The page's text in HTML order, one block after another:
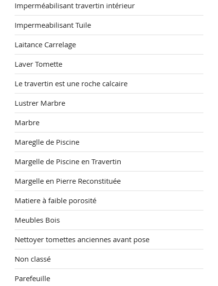
Imperméabilisant travertin intérieur
Impermeabilisant Tuile
Laitance Carrelage
Laver Tomette
Le travertin est une roche calcaire
Lustrer Marbre
Marbre
Mareglle de Piscine
Margelle de Piscine en Travertin
Margelle en Pierre Reconstituée
Matiere à faible porosité
Meubles Bois
Nettoyer tomettes anciennes avant pose
Non classé
Parefeuille